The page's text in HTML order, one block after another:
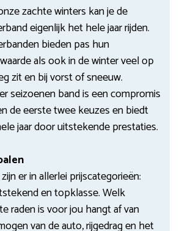
zachte winters kan je de
eigenlijk het hele jaar rijden.
bieden pas hun
als ook in de winter veel op
zit en bij vorst of sneeuw.
seizoenen band is een compromis
de eerste twee keuzes en biedt
jaar door uitstekende prestaties.
er in allerlei prijscategorieën:
en topklasse. Welk
raden is voor jou hangt af van
van de auto, rijgedrag en het